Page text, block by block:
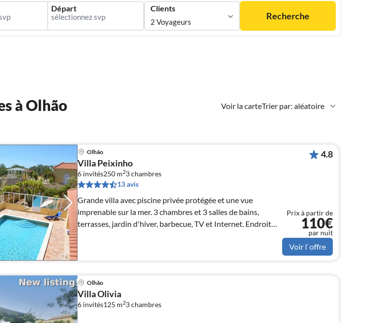
Départ Clients
2 Voyageurs
Recherche
Voir la carteTrier par: aléatoire
à Olhão
Olhão
Villa Peixinho
6 invités250 m23chambres
13 avis
Grande villa avec piscine privée protégée et une vue
imprenable sur la mer. 3 chambres et 3 salles de bains,
terrasses, jardin d'hiver, barbecue, TV et Internet. Endroit
4.8
Prix à partir de
110€
par nuit
Voir l`offre
Olhão
Villa Olivia
6 invités125 m23chambres